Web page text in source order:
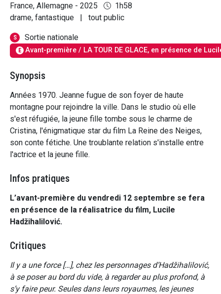
France, Allemagne - 2025
1h58
drame, fantastique
| tout public
S Sortie nationale
E Avant-première / LA TOUR DE GLACE, en présence de
Synopsis
Années 1970. Jeanne fugue de son foyer de haute
montagne pour rejoindre la ville. Dans le studio où elle
s'est réfugiée, la jeune fille tombe sous le charme de
Cristina, l'énigmatique star du film La Reine des Neiges,
son conte fétiche. Une troublante relation s'installe entre
l'actrice et la jeune fille.
Infos pratiques
L’avant-première du vendredi 12 septembre se fera
en présence de la réalisatrice du film, Lucile
Hadžihalilović.
Critiques
Il y a une force […], chez les personnages d’Hadžihalilović,
à se poser au bord du vide, à regarder au plus profond, à
s’y faire peur. Seules dans leurs royaumes, les jeunes